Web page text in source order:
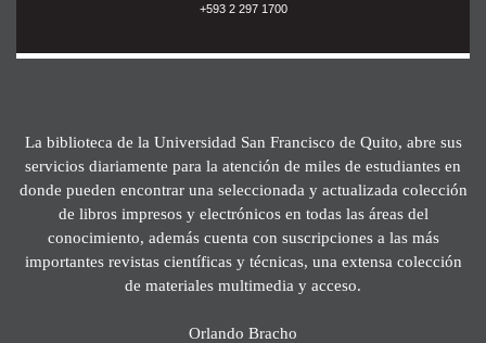
+593 2 297 1700
La biblioteca de la Universidad San Francisco de Quito, abre sus
servicios diariamente para la atención de miles de estudiantes en
donde pueden encontrar una seleccionada y actualizada colección
de libros impresos y electrónicos en todas las áreas del
conocimiento, además cuenta con suscripciones a las más
importantes revistas científicas y técnicas, una extensa colección
de materiales multimedia y acceso.
Orlando Bracho